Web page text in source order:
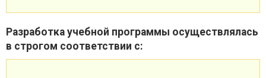
Разработка учебной программы осуществлялась
в строгом соответствии с: